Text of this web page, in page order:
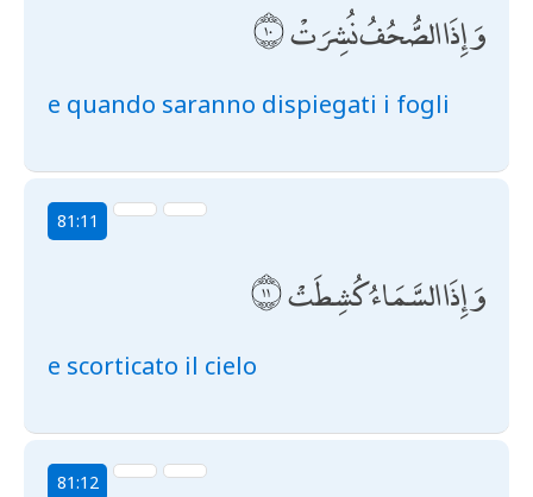
وَإِذَا الصُّحُفُ نُشِرَتْ
e quando saranno dispiegati i fogli
81:11
وَإِذَا السَّمَاءُ كُشِطَتْ
e scorticato il cielo
81:12